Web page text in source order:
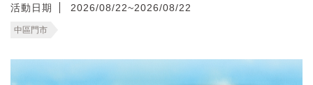
活動日期
2026/08/22~2026/08/22
中區門市